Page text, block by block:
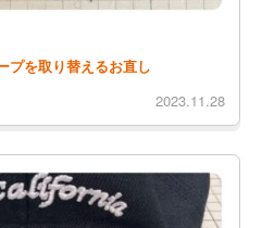
プを取り替えるお直し
2023.11.28